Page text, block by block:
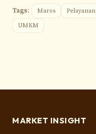
Tags: Maros
UMKM
MARKET INSIGHT